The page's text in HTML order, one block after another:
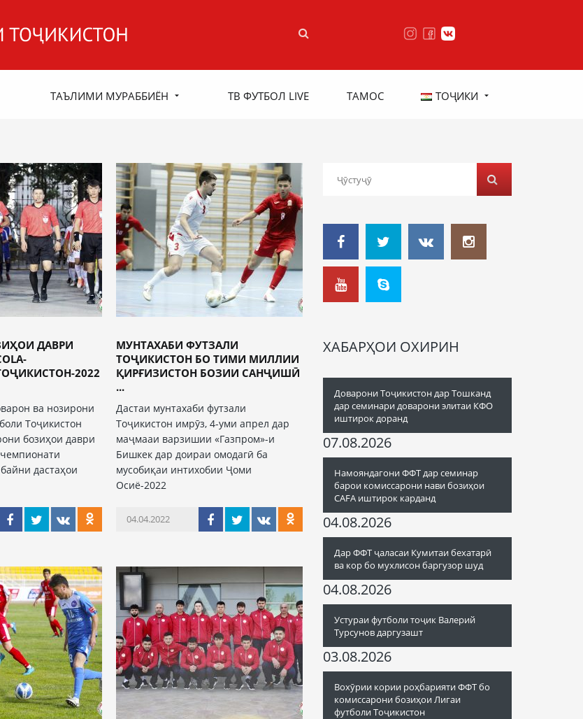
ТАЪЛИМИ МУРАББИЁН ТВ ФУТБОЛ LIVE ТАМОС ТОҶИКИ
ДАВРИ
2022
ва нозирони
Тоҷикистон
бозиҳои даври
дастаҳои
МУНТАХАБИ ФУТЗАЛИ
ТОҶИКИСТОН БО ТИМИ МИЛЛИИ
ҚИРҒИЗИСТОН БОЗИИ САНҶИШӢ
...
Дастаи мунтахаби футзали
Тоҷикистон имрӯз, 4-уми апрел дар
маҷмааи варзишии «Газпром»-и
Бишкек дар доираи омодагӣ ба
мусобиқаи интихобии Ҷоми
Осиё-2022
04.04.2022
ХАБАРҲОИ ОХИРИН
Доварони Тоҷикистон дар Тошканд
дар семинари доварони элитаи КФО
иштирок доранд
07.08.2026
Намояндагони ФФТ дар семинар
барои комиссарони нави бозиҳои
CAFA иштирок карданд
04.08.2026
Дар ФФТ ҷаласаи Кумитаи бехатарӣ
ва кор бо мухлисон баргузор шуд
04.08.2026
Устураи футболи тоҷик Валерий
Турсунов даргузашт
03.08.2026
Вохӯрии кории роҳбарияти ФФТ бо
комиссарони бозиҳои Лигаи
футболи Тоҷикистон